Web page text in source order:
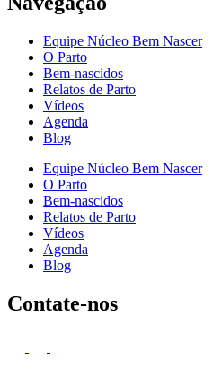
Equipe Núcleo Bem Nascer
O Parto
Bem-nascidos
Relatos de Parto
Vídeos
Agenda
Blog
Equipe Núcleo Bem Nascer
O Parto
Bem-nascidos
Relatos de Parto
Vídeos
Agenda
Blog
Contate-nos